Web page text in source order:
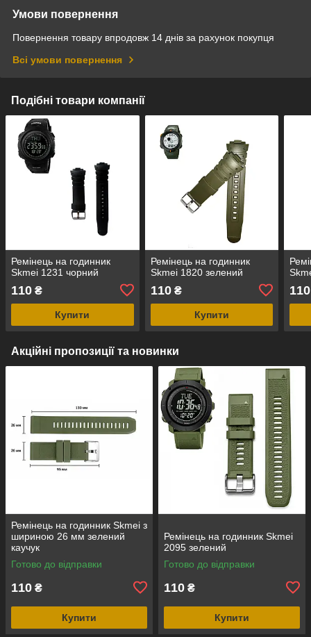
Умови повернення
Повернення товару впродовж 14 днів за рахунок покупця
Всі умови повернення
Подібні товари компанії
Ремінець на годинник
Skmei 1231 чорний
110 ₴
Купити
Ремінець на годинник
Skmei 1820 зелений
110₴
Купити
110
Акційні пропозиції та новинки
Ремінець на годинник Skmei з
шириною 26 мм зелений
каучук
Готово до відправки
110 ₴
Купити
Ремінець на годинник Skmei
2095 зелений
Готово до відправки
110 ₴
Купити